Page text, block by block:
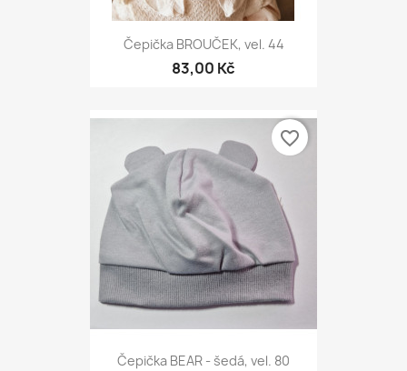
Čepička BROUČEK, vel. 44
83,00 Kč
Čepička BEAR - šedá, vel. 80
favorite_border